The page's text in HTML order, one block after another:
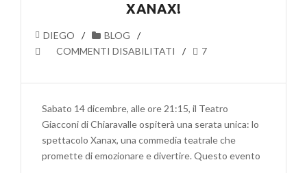
XANAX!
DIEGO
BLOG
COMMENTI DISABILITATI
SU
NATALE
PER
LA
VI
EDIZIONE
7
Sabato 14 dicembre, alle ore 21:15, il Teatro
Giacconi di Chiaravalle ospiterà una serata unica: lo
spettacolo Xanax, una commedia teatrale che
promette di emozionare e divertire. Questo evento